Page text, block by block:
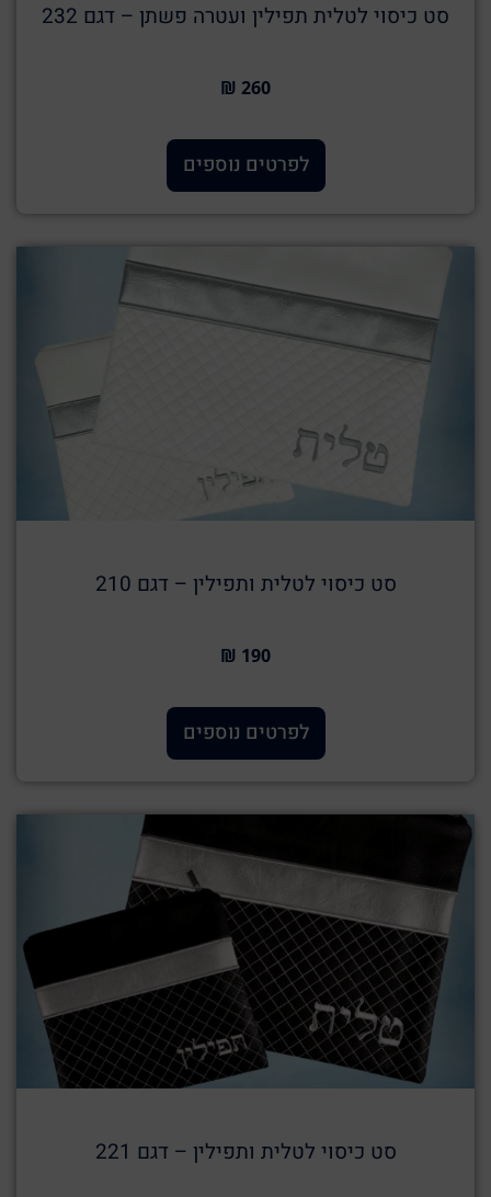
סט כיסוי לטלית תפילין ועטרה פשתן – דגם 232
260 ₪
לפרטים נוספים
סט כיסוי לטלית ותפילין – דגם 210
190 ₪
לפרטים נוספים
סט כיסוי לטלית ותפילין – דגם 221